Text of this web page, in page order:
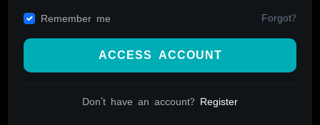
Remember me Forgot?
ACCESS ACCOUNT
Don't have an account? Register